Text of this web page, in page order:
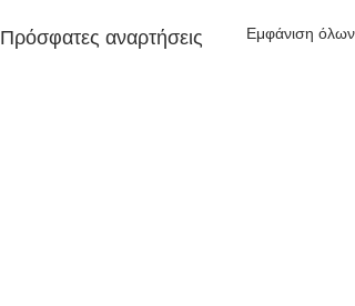
Πρόσφατες αναρτήσεις Εμφάνιση όλων